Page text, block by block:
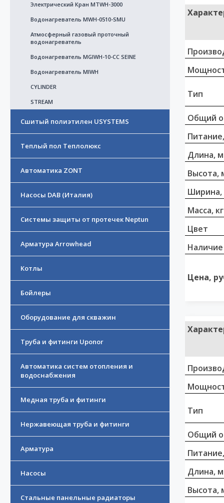
Электрический Кран MTWH-3000
Водонагреватель MWH-0510-SMU
Атмосферный газовый проточный
водонагреватель
Водонагреватель MGIWH-10-CC SEINE
Bодонагреватель MIWH
CYLINDER
STREAM
Сшитый полиэтилен USYSTEMS
Теплый пол Теплолюкс
Автоматика ZONT
Насосы DAB (Италия)
Системы защиты от протечек Neptun
Арматура Arrowhead
Котлы
Бойлеры
Оборудование для скважин
Труба и фитинги Uponor
Автоматика систем отопления и
водоснабжения
Медная труба и фитинги
Нержавеющая труба и фитинги
Арматура
Насосы
Стальные панельные радиаторы
Тип
Общий
Длина,
Высота,
Масса, кг
Цвет
Наличие
Цена,
Тип
Общий
Длина,
Высота,